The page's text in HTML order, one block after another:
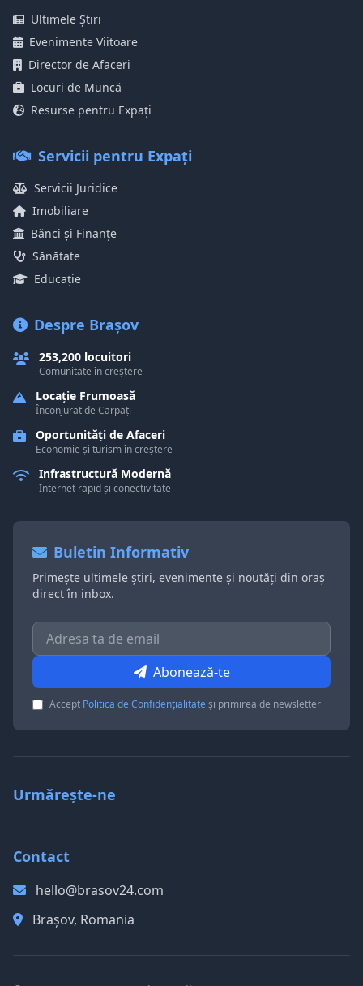
Ultimele Știri
Evenimente Viitoare
Director de Afaceri
Locuri de Muncă
Resurse pentru Expați
Servicii pentru Expați
Servicii Juridice
Imobiliare
Bănci și Finanțe
Sănătate
Educație
Despre Brașov
253,200 locuitori
Comunitate în creștere
Locație Frumoasă
Înconjurat de Carpați
Oportunități de Afaceri
Economie și turism în creștere
Infrastructură Modernă
Internet rapid și conectivitate
Buletin Informativ
Primește ultimele știri, evenimente și noutăți din oraș
direct în inbox.
Abonează-te
Accept Politica de Confidențialitateși primirea de newsletter
Urmărește-ne
Contact
hello@brasov24.com
Brașov, Romania